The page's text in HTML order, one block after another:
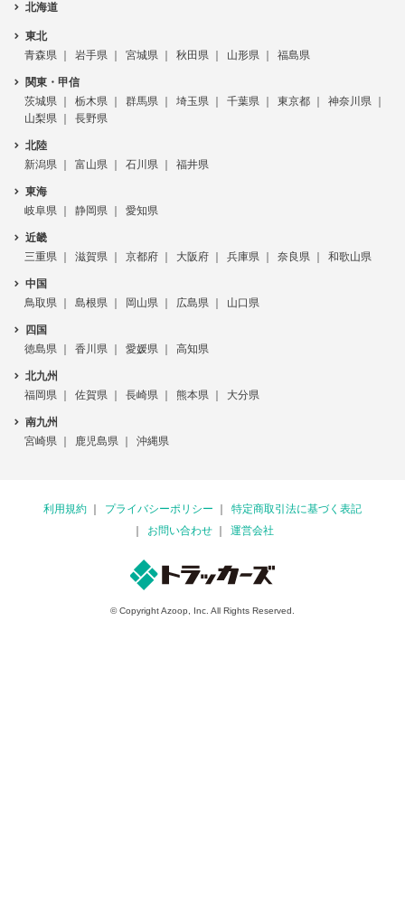
北海道
東北
青森県
岩手県 宮城県 秋田県 山形県 福島県
関東・甲信
茨城県
栃木県 群馬県 埼玉県 千葉県 東京都
神奈川県
山梨県
長野県
北陸
新潟県
富山県 石川県 福井県
東海
岐阜県
静岡県 愛知県
近畿
三重県
滋賀県 京都府 大阪府 兵庫県 奈良県 和歌山県
中国
鳥取県
島根県 岡山県 広島県 山口県
四国
徳島県
香川県 愛媛県 高知県
北九州
福岡県
佐賀県 長崎県 熊本県 大分県
南九州
宮崎県
鹿児島県 沖縄県
利用規約 プライバシーポリシー
特定商取引法に基づく表記
お問い合わせ
運営会社
© Copyright Azoop, Inc. All Rights Reserved.